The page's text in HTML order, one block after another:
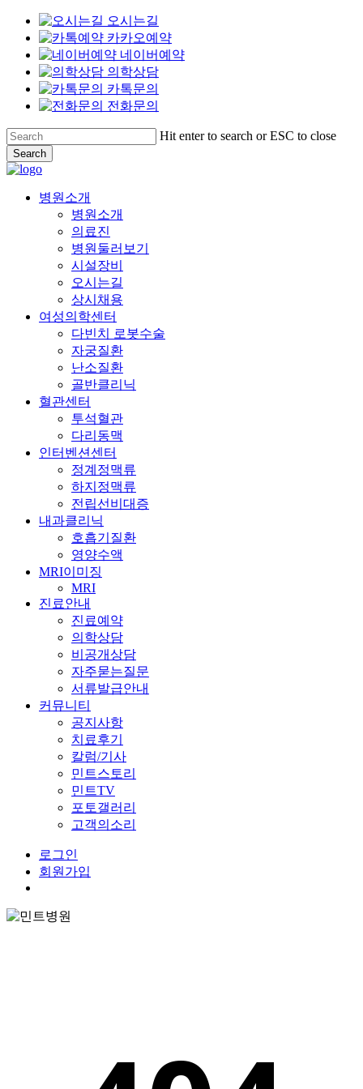
오시는길
카카오예약
네이버예약
의학상담
카톡문의
전화문의
Skip
to
main
content
Hit enter to search or ESC to close
Search
Close
Menu
병원소개
병원소개
의료진
병원둘러보기
시설장비
오시는길
상시채용
여성의학센터
다빈치 로봇수술
자궁질환
난소질환
골반클리닉
혈관센터
투석혈관
다리동맥
인터벤션센터
정계정맥류
하지정맥류
전립선비대증
내과클리닉
호흡기질환
영양수액
MRI이미징
MRI
진료안내
진료예약
의학상담
비공개상담
자주묻는질문
서류발급안내
커뮤니티
공지사항
치료후기
칼럼/기사
민트스토리
민트TV
포토갤러리
고객의소리
로그인
회원가입